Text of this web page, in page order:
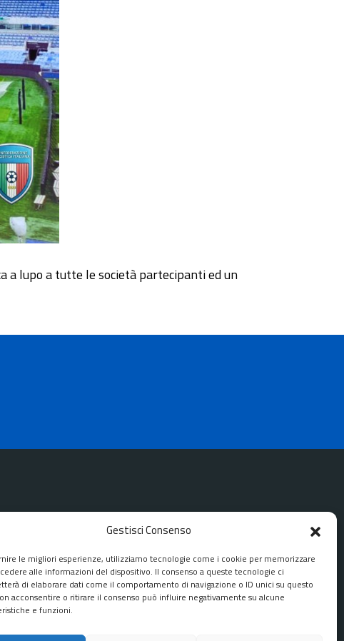
Gestisci Consenso
le migliori esperienze, utilizziamo tecnologie come i cookie per memorizzare
alle informazioni del dispositivo. Il consenso a queste tecnologie ci
di elaborare dati come il comportamento di navigazione o ID unici su questo
acconsentire o ritirare il consenso può influire negativamente su alcune
e funzioni.
a lupo a tutte le società partecipanti ed un
FacebookInstagramYoutube